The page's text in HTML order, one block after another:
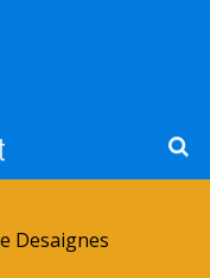
Desaignes